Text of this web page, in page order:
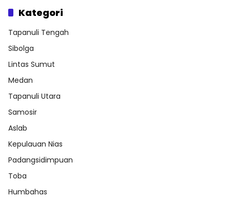
Kategori
Tapanuli Tengah
Sibolga
Lintas Sumut
Medan
Tapanuli Utara
Samosir
Aslab
Kepulauan Nias
Padangsidimpuan
Toba
Humbahas